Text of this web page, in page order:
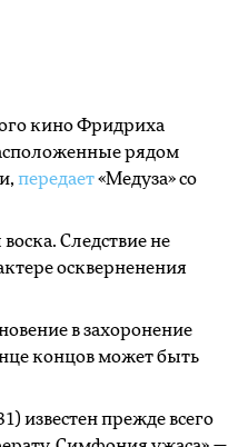
кино Фридриха
рядом
передает«Медуза» со
Следствие не
оскверненения
в захоронение
концов может быть
известен прежде всего